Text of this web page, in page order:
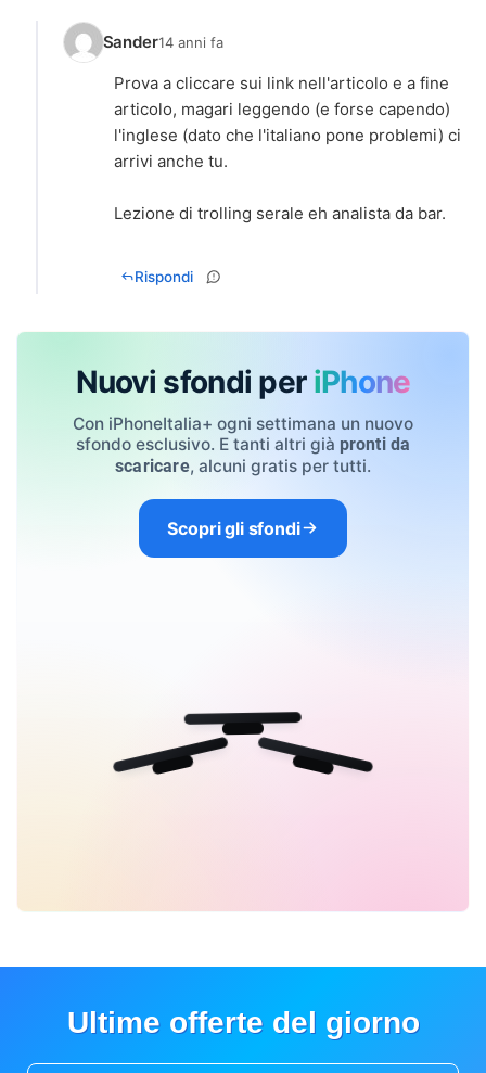
Sander14 anni fa
Prova a cliccare sui link nell'articolo e a fine
articolo, magari leggendo (e forse capendo)
l'inglese (dato che l'italiano pone problemi) ci
arrivi anche tu.
Lezione di trolling serale eh analista da bar.
Rispondi
Nuovi sfondi per iPhone
Con iPhoneItalia+ ogni settimana un nuovo
sfondo esclusivo. E tanti altri già pronti da
scaricare, alcuni gratis per tutti.
Scopri gli sfondi
Ultime offerte del giorno